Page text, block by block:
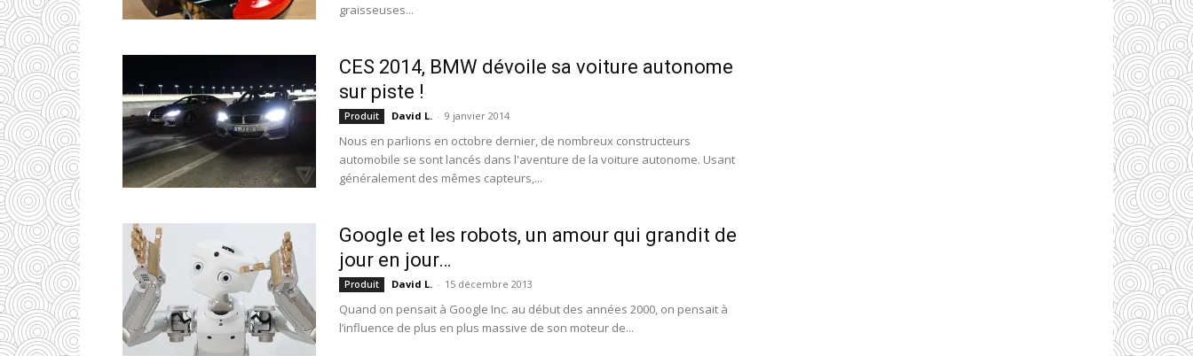
graisseuses...
CES 2014, BMW dévoile sa voiture autonome
sur piste !
Produit David L. - 9 janvier 2014
Nous en parlions en octobre dernier, de nombreux constructeurs
automobile se sont lancés dans l'aventure de la voiture autonome. Usant
généralement des mêmes capteurs,...
Google et les robots, un amour qui grandit de
jour en jour…
Produit David L. - 15 décembre 2013
Quand on pensait à Google Inc. au début des années 2000, on pensait à
l’influence de plus en plus massive de son moteur de...